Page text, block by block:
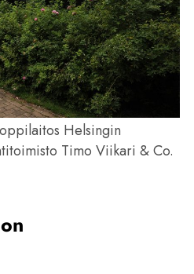
Helsingin
Timo Viikari & Co.